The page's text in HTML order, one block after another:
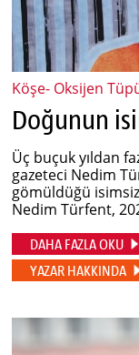
Köşe- Oksijen
Doğunun
Üç buçuk yıldan
gazeteci Nedim
gömüldüğü isimsiz
Nedim Türfent,
DAHA FAZLA OKU
YAZAR HAKKINDA